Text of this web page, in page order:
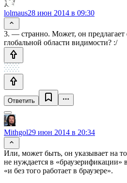
lolmaus28 июн 2014 в 09:30
3. — странно. Может, он предлагает
глобальной области видимости? :/
Ответить
Mithgol29 июн 2014 в 20:34
Или, может быть, он указывает на
не нуждается в «браузерификации»
«и без того работает в браузере».